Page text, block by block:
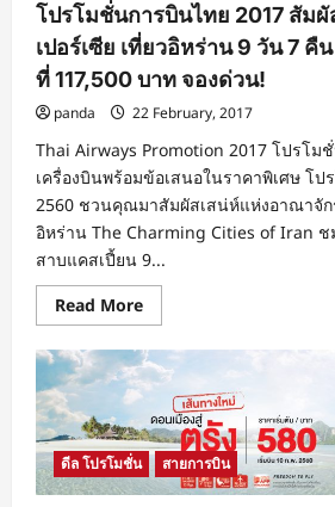
โปรโมชั่นการบินไทย 2017 สัมผั
เปอร์เซีย เที่ยวอิหร่าน 9 วัน 7 คื
ที่ 117,500 บาท จองด่วน!
panda 22 February, 2017
Thai Airways Promotion 2017 โปรโม
เครื่องบินพร้อมข้อเสนอในราคาพิเศษ โ
2560 ชวนคุณมาสัมผัสเสน่ห์แห่งอาณาจักร
อิหร่าน The Charming Cities of Iran ช
สาบแคสเปี้ยน 9...
Read MoreRead
more
โปร
โม
ชั่
นกา
รบิน
ไทย
2017
สัมผัส
เสน่ห์
ดีล โปรโมชั่น สายการบิน